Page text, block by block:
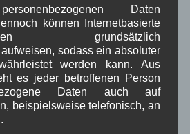
taten, wird auch im September nicht
Daten
können Internetbasierte
grundsätzlich
sodass ein absoluter
werden kann. Aus
es jeder betroffenen Person
Daten auch auf
beispielsweise telefonisch, an